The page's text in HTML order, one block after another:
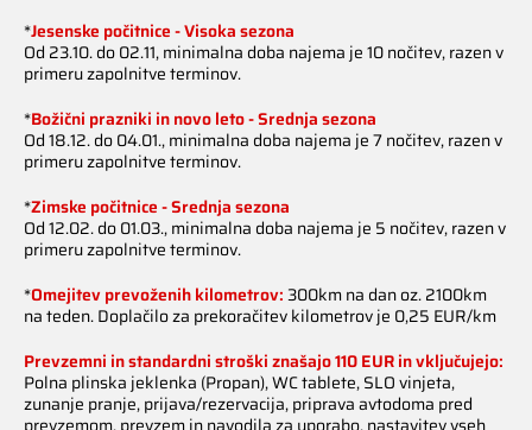
*Jesenske počitnice - Visoka sezona
Od 23.10. do 02.11, minimalna doba najema je 10 nočitev, razen v
primeru zapolnitve terminov.
*Božični prazniki in novo leto - Srednja sezona
Od 18.12. do 04.01., minimalna doba najema je 7 nočitev, razen v
primeru zapolnitve terminov.
*Zimske počitnice - Srednja sezona
Od 12.02. do 01.03., minimalna doba najema je 5 nočitev, razen v
primeru zapolnitve terminov.
*Omejitev prevoženih kilometrov:300km na dan oz. 2100km
na teden. Doplačilo za prekoračitev kilometrov je 0,25 EUR/km
Prevzemni in standardni stroški znašajo 110 EUR in vključujejo:
Polna plinska jeklenka (Propan), WC tablete, SLO vinjeta,
zunanje pranje, prijava/rezervacija, priprava avtodoma pred